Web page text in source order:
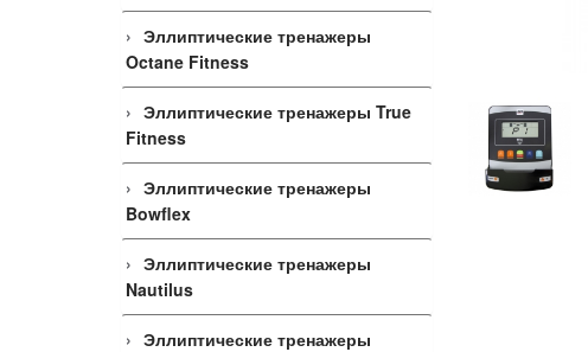
Эллиптические тренажеры
Octane Fitness
Эллиптические тренажеры True
Fitness
Эллиптические тренажеры
Bowflex
Эллиптические тренажеры
Nautilus
Эллиптические тренажеры